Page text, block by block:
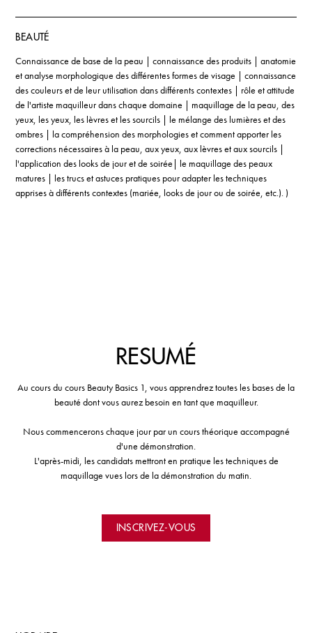
BEAUTÉ
Connaissance de base de la peau | connaissance des produits | anatomie
et analyse morphologique des différentes formes de visage | connaissance
des couleurs et de leur utilisation dans différents contextes | rôle et attitude
de l'artiste maquilleur dans chaque domaine | maquillage de la peau, des
yeux, les yeux, les lèvres et les sourcils | le mélange des lumières et des
ombres | la compréhension des morphologies et comment apporter les
corrections nécessaires à la peau, aux yeux, aux lèvres et aux sourcils |
l'application des looks de jour et de soirée| le maquillage des peaux
matures | les trucs et astuces pratiques pour adapter les techniques
apprises à différents contextes (mariée, looks de jour ou de soirée, etc.). )
RESUMÉ
Au cours du cours Beauty Basics 1, vous apprendrez toutes les bases de la
beauté dont vous aurez besoin en tant que maquilleur.
Nous commencerons chaque jour par un cours théorique accompagné
d'une démonstration.
L'après-midi, les candidats mettront en pratique les techniques de
maquillage vues lors de la démonstration du matin.
INSCRIVEZ-VOUS